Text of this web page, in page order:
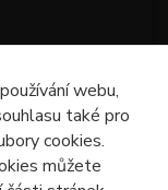
webu,
také pro
cookies.
můžete